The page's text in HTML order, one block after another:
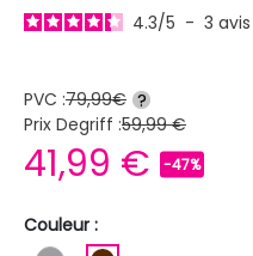
4.3/5 - 3 avis
PVC :79,99€ ?
Prix Degriff :59,99 €
41,99 € -47%
Couleur :